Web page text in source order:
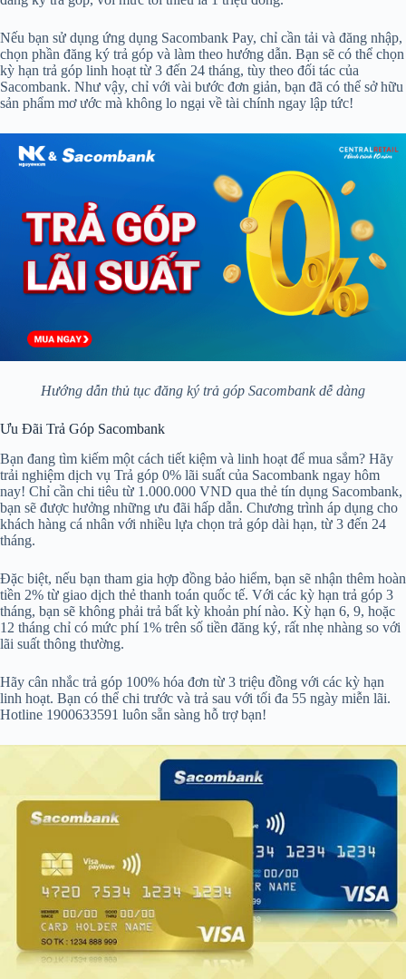
Nếu bạn sử dụng ứng dụng Sacombank Pay, chỉ cần tải và đăng nhập,
chọn phần đăng ký trả góp và làm theo hướng dẫn. Bạn sẽ có thể chọn
kỳ hạn trả góp linh hoạt từ 3 đến 24 tháng, tùy theo đối tác của
Sacombank. Như vậy, chỉ với vài bước đơn giản, bạn đã có thể sở hữu
sản phẩm mơ ước mà không lo ngại về tài chính ngay lập tức!
Hướng dẫn thủ tục đăng ký trả góp Sacombank dễ dàng
Ưu Đãi Trả Góp Sacombank
Bạn đang tìm kiếm một cách tiết kiệm và linh hoạt để mua sắm? Hãy
trải nghiệm dịch vụ Trả góp 0% lãi suất của Sacombank ngay hôm
nay! Chỉ cần chi tiêu từ 1.000.000 VND qua thẻ tín dụng Sacombank,
bạn sẽ được hưởng những ưu đãi hấp dẫn. Chương trình áp dụng cho
khách hàng cá nhân với nhiều lựa chọn trả góp dài hạn, từ 3 đến 24
tháng.
Đặc biệt, nếu bạn tham gia hợp đồng bảo hiểm, bạn sẽ nhận thêm hoàn
tiền 2% từ giao dịch thẻ thanh toán quốc tế. Với các kỳ hạn trả góp 3
tháng, bạn sẽ không phải trả bất kỳ khoản phí nào. Kỳ hạn 6, 9, hoặc
12 tháng chỉ có mức phí 1% trên số tiền đăng ký, rất nhẹ nhàng so với
lãi suất thông thường.
Hãy cân nhắc trả góp 100% hóa đơn từ 3 triệu đồng với các kỳ hạn
linh hoạt. Bạn có thể chi trước và trả sau với tối đa 55 ngày miễn lãi.
Hotline 1900633591 luôn sẵn sàng hỗ trợ bạn!